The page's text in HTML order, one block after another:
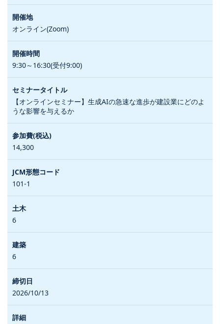
オンライン(Zoom)
9:30～16:30(受付9:00)
【オンラインセミナー】生成AIの急速な進歩が建設業にどのよ
うな影響を与えるか
14,300
101-1
6
6
2026/10/13